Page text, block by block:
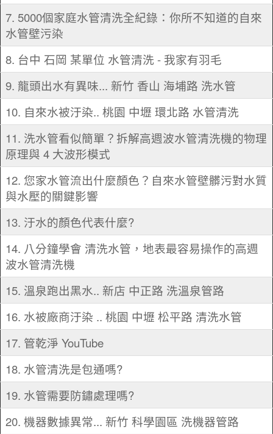
7. 5000個家庭水管清洗全紀錄：你所不知道的自來
水管壁污染
8. 台中 石岡 某單位 水管清洗 - 我家有羽毛
9. 龍頭出水有異味... 新竹 香山 海埔路 洗水管
10. 自來水被汙染.. 桃園 中壢 環北路 水管清洗
11. 洗水管看似簡單？拆解高週波水管清洗機的物理
原理與 4 大波形模式
12. 您家水管流出什麼顏色？自來水管壁髒污對水質
與水壓的關鍵影響
13. 汙水的顏色代表什麼?
14. 八分鐘學會 清洗水管，地表最容易操作的高週
波水管清洗機
15. 溫泉跑出黑水.. 新店 中正路 洗溫泉管路
16. 水被廠商汙染 .. 桃園 中壢 松平路 清洗水管
17. 管乾淨 YouTube
18. 水管清洗是包通嗎?
19. 水管需要防鏽處理嗎?
20. 機器數據異常... 新竹 科學園區 洗機器管路